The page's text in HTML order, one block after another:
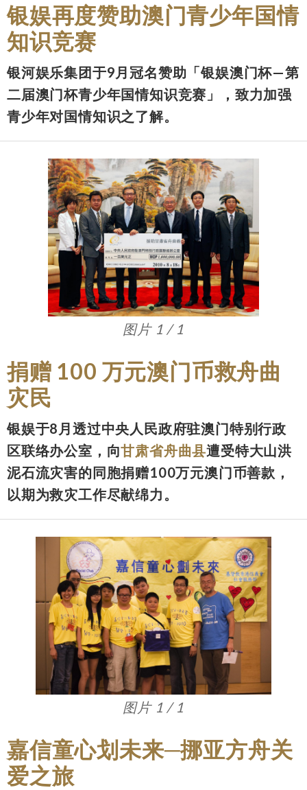
银娱再度赞助澳门青少年国情
知识竞赛
银河娱乐集团于9月冠名赞助「银娱澳门杯—第
二届澳门杯青少年国情知识竞赛」，致力加强
青少年对国情知识之了解。
图片 1 / 1
捐赠 100 万元澳门币救舟曲
灾民
银娱于8月透过中央人民政府驻澳门特别行政
区联络办公室，向甘肃省舟曲县遭受特大山洪
泥石流灾害的同胞捐赠100万元澳门币善款，
以期为救灾工作尽献绵力。
图片 1 / 1
嘉信童心划未来─挪亚方舟关
爱之旅